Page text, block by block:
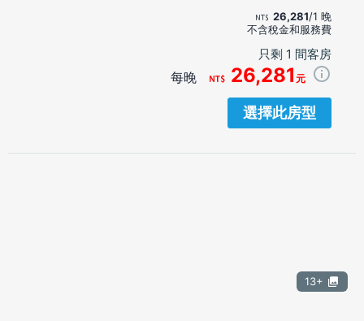
26,281/1 晚
不含稅金和服務費
只剩 1 間客房
每晚 26,281 元
選擇此房型
13+